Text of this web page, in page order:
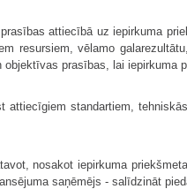
attiecībā uz iepirkuma
resursiem, vēlamo
prasības, lai iepirkuma
attiecīgiem standartiem,
nosakot iepirkuma
saņēmējs - salīdzināt